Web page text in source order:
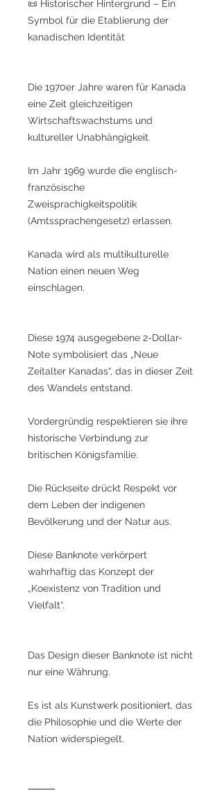
📜 Historischer Hintergrund – Ein
Symbol für die Etablierung der
kanadischen Identität
Die 1970er Jahre waren für Kanada
eine Zeit gleichzeitigen
Wirtschaftswachstums und
kultureller Unabhängigkeit.
Im Jahr 1969 wurde die englisch-
französische
Zweisprachigkeitspolitik
(Amtssprachengesetz) erlassen.
Kanada wird als multikulturelle
Nation einen neuen Weg
einschlagen.
Diese 1974 ausgegebene 2-Dollar-
Note symbolisiert das „Neue
Zeitalter Kanadas“, das in dieser Zeit
des Wandels entstand.
Vordergründig respektieren sie ihre
historische Verbindung zur
britischen Königsfamilie.
Die Rückseite drückt Respekt vor
dem Leben der indigenen
Bevölkerung und der Natur aus.
Diese Banknote verkörpert
wahrhaftig das Konzept der
„Koexistenz von Tradition und
Vielfalt“.
Das Design dieser Banknote ist nicht
nur eine Währung.
Es ist als Kunstwerk positioniert, das
die Philosophie und die Werte der
Nation widerspiegelt.
⸻